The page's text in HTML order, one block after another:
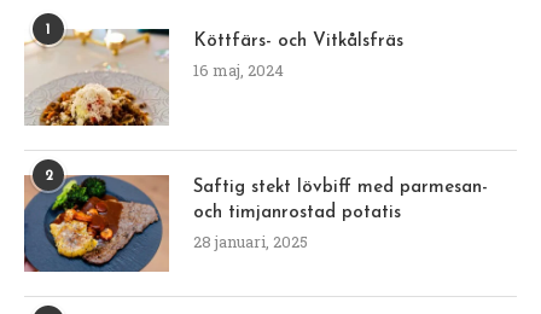
Köttfärs- och Vitkålsfräs
16 maj, 2024
2
Saftig stekt lövbiff med parmesan-
och timjanrostad potatis
28 januari, 2025